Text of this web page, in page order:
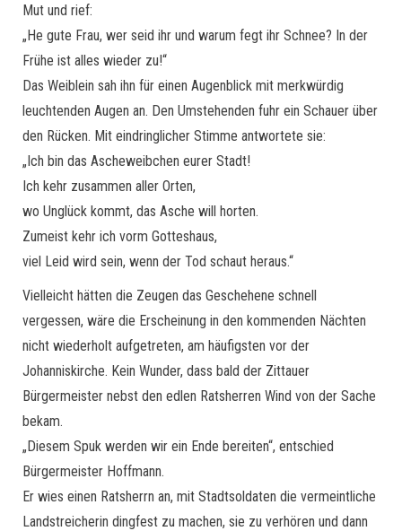
Mut und rief:
„He gute Frau, wer seid ihr und warum fegt ihr Schnee? In der
Frühe ist alles wieder zu!“
Das Weiblein sah ihn für einen Augenblick mit merkwürdig
leuchtenden Augen an. Den Umstehenden fuhr ein Schauer über
den Rücken. Mit eindringlicher Stimme antwortete sie:
„Ich bin das Ascheweibchen eurer Stadt!
Ich kehr zusammen aller Orten,
wo Unglück kommt, das Asche will horten.
Zumeist kehr ich vorm Gotteshaus,
viel Leid wird sein, wenn der Tod schaut heraus.“
Vielleicht hätten die Zeugen das Geschehene schnell
vergessen, wäre die Erscheinung in den kommenden Nächten
nicht wiederholt aufgetreten, am häufigsten vor der
Johanniskirche. Kein Wunder, dass bald der Zittauer
Bürgermeister nebst den edlen Ratsherren Wind von der Sache
bekam.
„Diesem Spuk werden wir ein Ende bereiten“, entschied
Bürgermeister Hoffmann.
Er wies einen Ratsherrn an, mit Stadtsoldaten die vermeintliche
Landstreicherin dingfest zu machen, sie zu verhören und dann